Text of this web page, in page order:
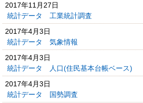
2017年11月27日
統計データ 工業統計調査
2017年4月3日
統計データ 気象情報
2017年4月3日
統計データ 人口(住民基本台帳ベース)
2017年4月3日
統計データ 国勢調査